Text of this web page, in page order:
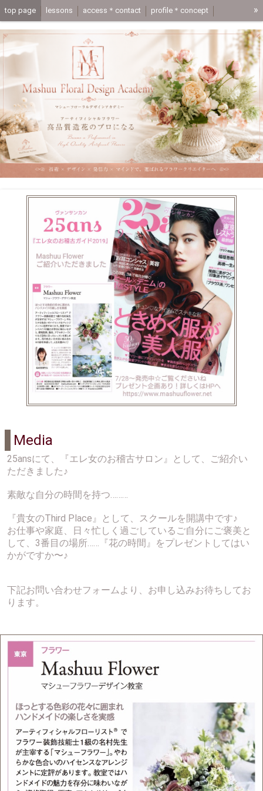
top page lessons access＊contact profile＊concept
media＊coupon mashuuflower-shop one day lesson trial lesson page
application 動画レッスン
»
Media
25ansにて、『エレ女のお稽古サロン』として、ご紹介い
ただきました♪
素敵な自分の時間を持つ………
『貴女のThird Place』として、スクールを開講中です♪
お仕事や家庭、日々忙しく過ごしているご自分にご褒美と
して、3番目の場所……『花の時間』をプレゼントしてはい
かがですか〜♪
下記お問い合わせフォームより、お申し込みお待ちしてお
ります。